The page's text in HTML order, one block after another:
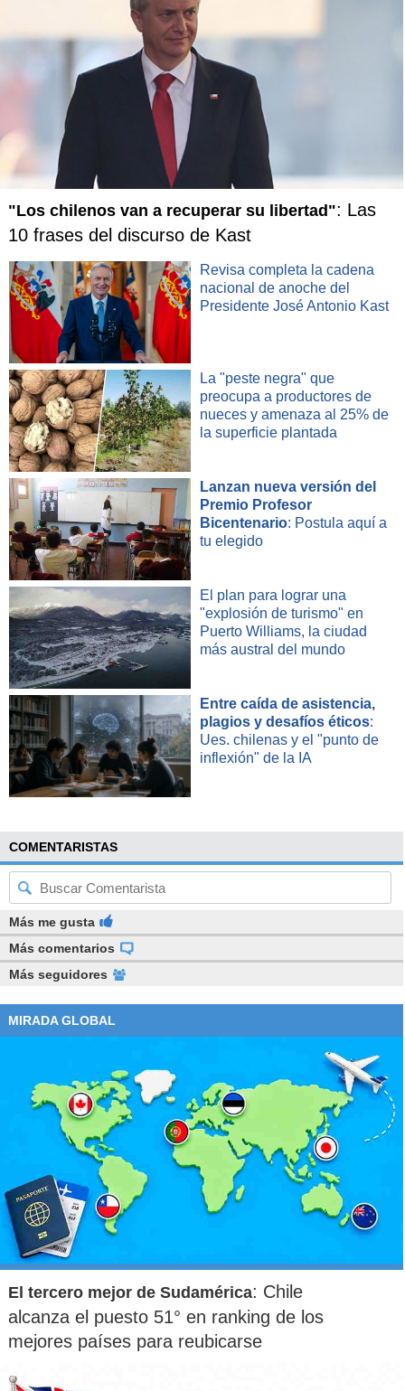
"Los chilenos van a recuperar su libertad": Las
10 frases del discurso de Kast
Revisa completa la cadena
nacional de anoche del
Presidente José Antonio Kast
La "peste negra" que
preocupa a productores de
nueces y amenaza al 25% de
la superficie plantada
Lanzan nueva versión del
Premio Profesor
Bicentenario: Postula aquí a
tu elegido
El plan para lograr una
"explosión de turismo" en
Puerto Williams, la ciudad
más austral del mundo
Entre caída de asistencia,
plagios y desafíos éticos:
Ues. chilenas y el "punto de
inflexión" de la IA
COMENTARISTAS
Más me gusta
Más comentarios
Más seguidores
MIRADA GLOBAL
El tercero mejor de Sudamérica: Chile
alcanza el puesto 51° en ranking de los
mejores países para reubicarse